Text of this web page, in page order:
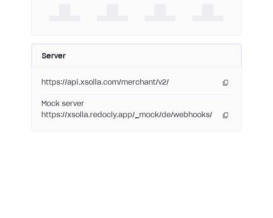
Server
https://api.xsolla.com/merchant/v2/
Mock server
https://xsolla.redocly.app/_mock/de/webhooks/